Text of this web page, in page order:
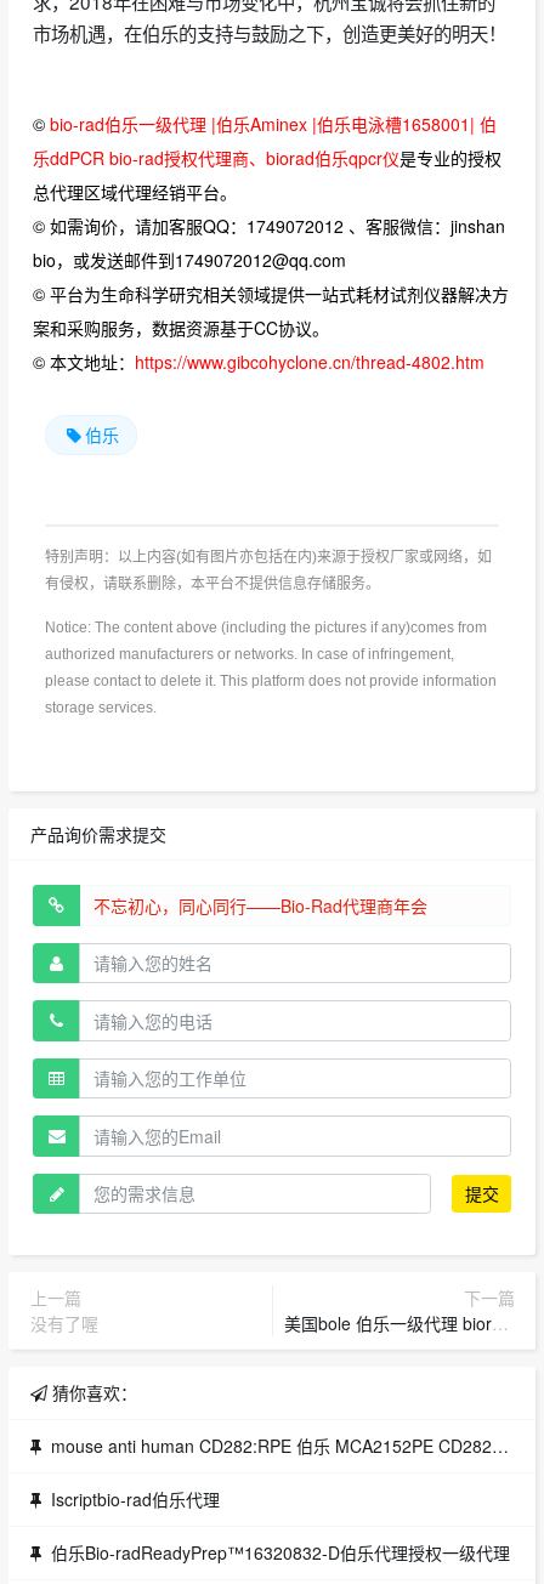
市场机遇，在伯乐的支持与鼓励之下，创造更美好的明天！
© bio-rad伯乐一级代理 |伯乐Aminex |伯乐电泳槽1658001| 伯
乐ddPCR bio-rad授权代理商、biorad伯乐qpcr仪是专业的授权
总代理区域代理经销平台。
© 如需询价，请加客服QQ：1749072012 、客服微信：jinshan
bio，或发送邮件到1749072012@qq.com
© 平台为生命科学研究相关领域提供一站式耗材试剂仪器解决方
案和采购服务，数据资源基于CC协议。
© 本文地址： https://www.gibcohyclone.cn/thread-4802.htm
伯乐
特别声明：以上内容(如有图片亦包括在内)来源于授权厂家或网络，如
有侵权，请联系删除，本平台不提供信息存储服务。
Notice: The content above (including the pictures if any)comes from
authorized manufacturers or networks. In case of infringement,
please contact to delete it. This platform does not provide information
storage services.
产品询价需求提交
提交
上一篇
没有了喔
下一篇
美国bole 伯乐一级代理 biorad一级代理
猜你喜欢：
mouse anti human CD282:RPE 伯乐 MCA2152PE CD282抗体
Iscriptbio-rad伯乐代理
伯乐Bio-radReadyPrep™16320832-D伯乐代理授权一级代理